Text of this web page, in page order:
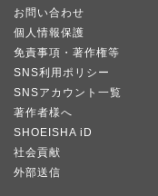
お問い合わせ
個人情報保護
免責事項・著作権等
SNS利用ポリシー
SNSアカウント一覧
著作者様へ
SHOEISHA iD
社会貢献
外部送信